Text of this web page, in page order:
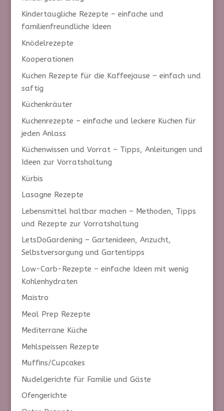
Kindertaugliche Rezepte – einfache und
familienfreundliche Ideen
Knödelrezepte
Kooperationen
Kuchen Rezepte für die Kaffeejause – einfach und
saftig
Küchenkräuter
Kuchenrezepte – einfache und leckere Kuchen für
jeden Anlass
Küchenwissen und Vorrat – Tipps, Anleitungen und
Ideen zur Vorratshaltung
Kürbis
Lasagne Rezepte
Lebensmittel haltbar machen – Methoden, Tipps
und Rezepte zur Vorratshaltung
LetsDoGardening – Gartenideen, Anzucht,
Selbstversorgung und Gartentipps
Low-Carb-Rezepte – einfache Ideen mit wenig
Kohlenhydraten
Maistro
Meal Prep Rezepte
Mediterrane Küche
Mehlspeissen Rezepte
Muffins/Cupcakes
Nudelgerichte für Familie und Gäste
Ofengerichte